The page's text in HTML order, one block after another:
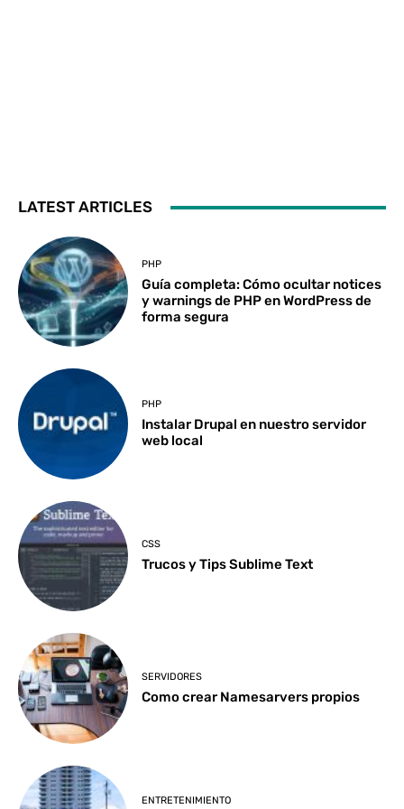
LATEST ARTICLES
PHP
Guía completa: Cómo ocultar notices
y warnings de PHP en WordPress de
forma segura
PHP
Instalar Drupal en nuestro servidor
web local
CSS
Trucos y Tips Sublime Text
SERVIDORES
Como crear Namesarvers propios
ENTRETENIMIENTO